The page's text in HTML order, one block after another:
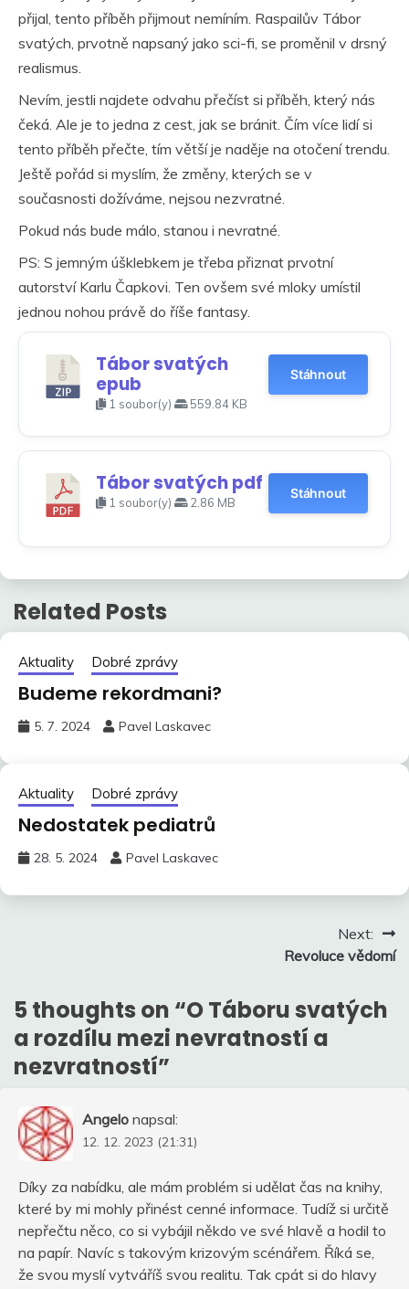
přijal, tento příběh přijmout nemíním. Raspailův Tábor
svatých, prvotně napsaný jako sci-fi, se proměnil v drsný
realismus.
Nevím, jestli najdete odvahu přečíst si příběh, který nás
čeká. Ale je to jedna z cest, jak se bránit. Čím více lidí si
tento příběh přečte, tím větší je naděje na otočení trendu.
Ještě pořád si myslím, že změny, kterých se v
současnosti dožíváme, nejsou nezvratné.
Pokud nás bude málo, stanou i nevratné.
PS: S jemným úšklebkem je třeba přiznat prvotní
autorství Karlu Čapkovi. Ten ovšem své mloky umístil
jednou nohou právě do říše fantasy.
Tábor svatých
epub
1 soubor(y) 559.84 KB
Stáhnout
Tábor svatých pdf
1 soubor(y) 2.86 MB
Stáhnout
Related Posts
Aktuality Dobré zprávy
Budeme rekordmani?
5. 7. 2024 Pavel Laskavec
Aktuality Dobré zprávy
Nedostatek pediatrů
28. 5. 2024 Pavel Laskavec
Next:
Revoluce vědomí
5 thoughts on “O Táboru svatých
a rozdílu mezi nevratností a
nezvratností”
Angelo napsal:
12. 12. 2023 (21:31)
Díky za nabídku, ale mám problém si udělat čas na knihy,
které by mi mohly přinést cenné informace. Tudíž si určitě
nepřečtu něco, co si vybájil někdo ve své hlavě a hodil to
na papír. Navíc s takovým krizovým scénářem. Říká se,
že svou myslí vytváříš svou realitu. Tak cpát si do hlavy